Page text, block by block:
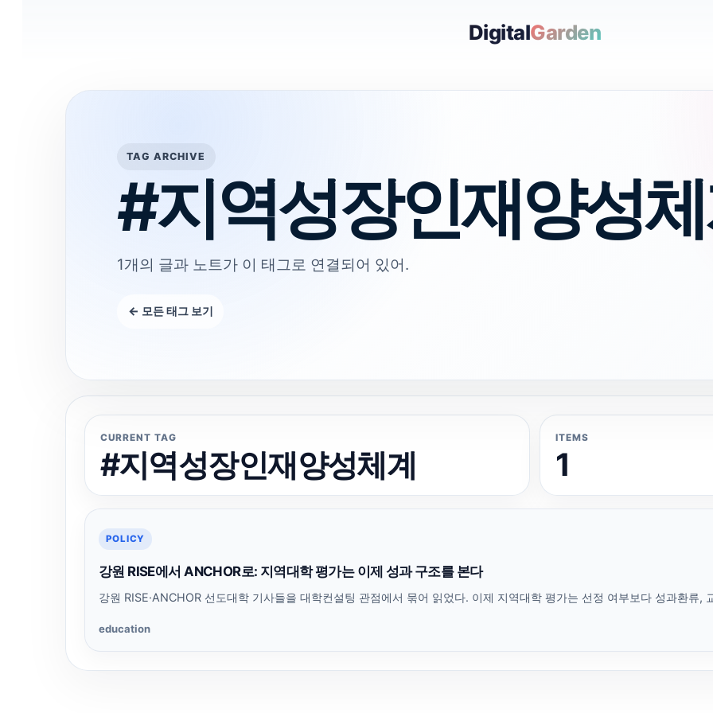
DigitalGarden
TAG ARCHIVE
#지역성장인재양성
1개의 글과 노트가 이 태그로 연결되어 있어.
← 모든 태그 보기
CURRENT TAG
#지역성장인재양성체계
ITEMS
1
POLICY
강원 RISE에서 ANCHOR로: 지역대학 평가는 이제 성과 구조를 본다
강원 RISE·ANCHOR 선도대학 기사들을 대학컨설팅 관점에서 묶어 읽었다. 이제 지역대학 평가는 선정 여부보다 성과환류,
education